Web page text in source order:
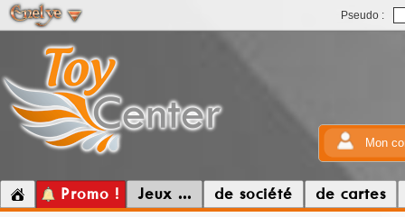
Pseudo :
Mon
Promo ! Jeux ... de société de cartes